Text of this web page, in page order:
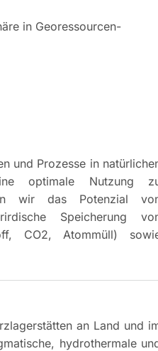
in Georessourcen-
und Prozesse in
optimale Nutzung
wir das Potenzial
Speicherung
CO2, Atommüll)
an Land und
hydrothermale